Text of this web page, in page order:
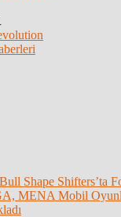
Shape Shifters’ta
MENA Mobil